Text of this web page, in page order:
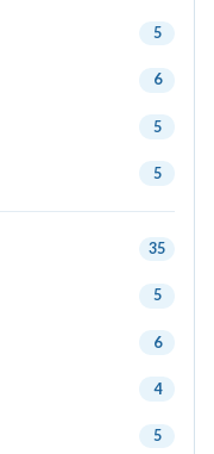
5
6
5
5
35
5
6
4
5